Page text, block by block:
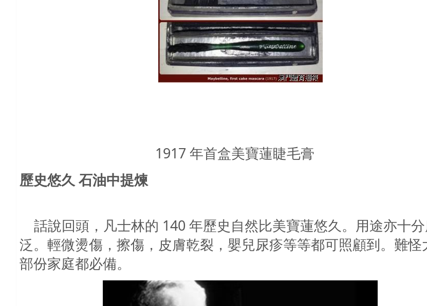
1917 年首盒美寶蓮睫毛膏
歷史悠久 石油中提煉
話說回頭， 凡士林的 140年歷史自然比美寶蓮悠久。用途亦十
泛。輕微燙傷，擦傷，皮膚乾裂，嬰兒尿疹等等都可照顧到。難怪
部份家庭都必備。